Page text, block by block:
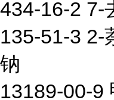
434-16-2 7-
135-51-3 2-
钠
13189-00-9